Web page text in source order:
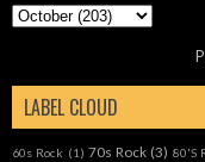
LABEL CLOUD
60s Rock (1) 70s Rock (3) 80'S